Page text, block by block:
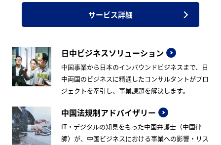
サービス詳細
日中ビジネスソリューション
中国事業から日本のインバウンドビジネスまで、日
中両国のビジネスに精通したコンサルタントがプロ
ジェクトを牽引し、事業課題を解決します。
中国法規制アドバイザリー
IT・デジタルの知見をもった中国弁護士（中国律
師）が、中国ビジネスにおける事業への影響・リス